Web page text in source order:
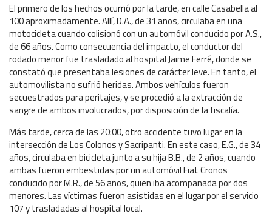
El primero de los hechos ocurrió por la tarde, en calle Casabella al
100 aproximadamente. Allí, D.A., de 31 años, circulaba en una
motocicleta cuando colisionó con un automóvil conducido por A.S.,
de 66 años. Como consecuencia del impacto, el conductor del
rodado menor fue trasladado al hospital Jaime Ferré, donde se
constató que presentaba lesiones de carácter leve. En tanto, el
automovilista no sufrió heridas. Ambos vehículos fueron
secuestrados para peritajes, y se procedió a la extracción de
sangre de ambos involucrados, por disposición de la fiscalía.
Más tarde, cerca de las 20:00, otro accidente tuvo lugar en la
intersección de Los Colonos y Sacripanti. En este caso, E.G., de 34
años, circulaba en bicicleta junto a su hija B.B., de 2 años, cuando
ambas fueron embestidas por un automóvil Fiat Cronos
conducido por M.R., de 56 años, quien iba acompañada por dos
menores. Las víctimas fueron asistidas en el lugar por el servicio
107 y trasladadas al hospital local.